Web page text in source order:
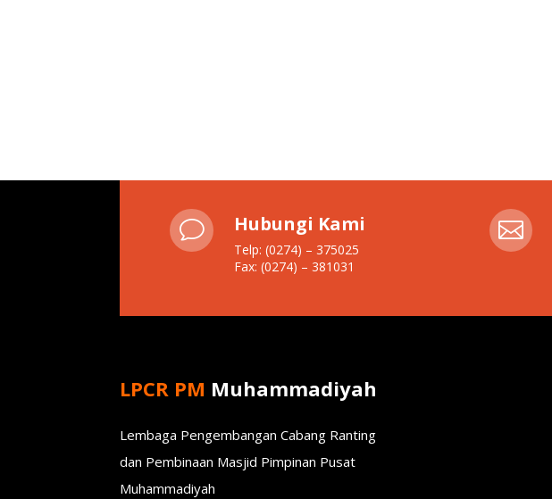
v Hubungi Kami
Telp: (0274) – 375025
Fax: (0274) – 381031

LPCR PM Muhammadiyah
Lembaga Pengembangan Cabang Ranting
dan Pembinaan Masjid Pimpinan Pusat
Muhammadiyah